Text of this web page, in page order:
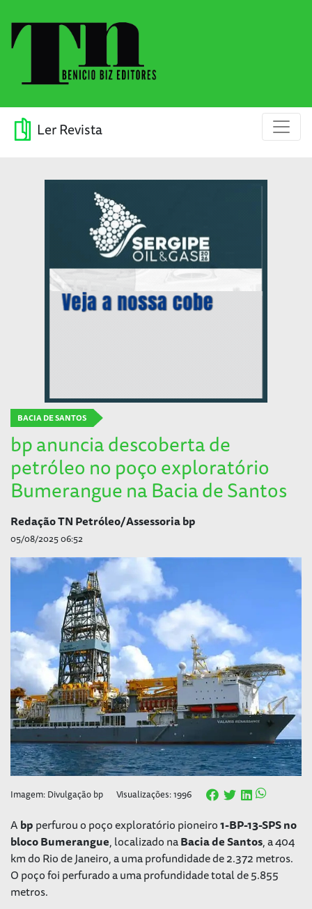
Ler Revista
BACIA DE SANTOS
bp anuncia descoberta de
petróleo no poço exploratório
Bumerangue na Bacia de Santos
Redação TN Petróleo/Assessoria bp
05/08/2025 06:52
Imagem: Divulgação bp Visualizações: 1996
Abpperfurou o poço exploratório pioneiro1-BP-13-SPS no
bloco Bumerangue, localizado naBacia de Santos, a 404
km do Rio de Janeiro, a uma profundidade de 2.372 metros.
O poço foi perfurado a uma profundidade total de 5.855
metros.